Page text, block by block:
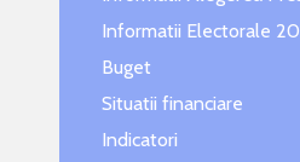
Informatii Electorale
Buget
Situatii financiare
Indicatori